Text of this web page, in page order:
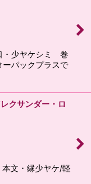
・少ヤケシミ 巻
パックプラスで
クサンダー・ロ
文・縁少ヤケ/軽